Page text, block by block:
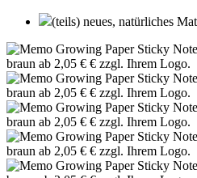
(teils) neues, natürliches